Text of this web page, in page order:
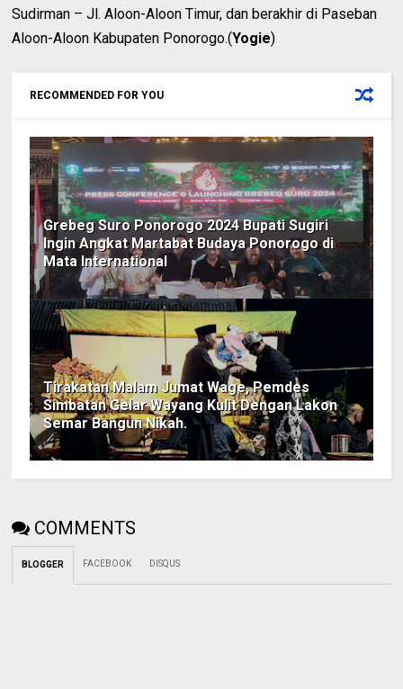
Sudirman – Jl. Aloon-Aloon Timur, dan berakhir di Paseban
Aloon-Aloon Kabupaten Ponorogo.(Yogie)
RECOMMENDED FOR YOU
Grebeg Suro Ponorogo 2024 Bupati Sugiri
Ingin Angkat Martabat Budaya Ponorogo di
Mata International
Tirakatan Malam Jumat Wage, Pemdes
Simbatan Gelar Wayang Kulit Dengan Lakon
Semar Bangun Nikah.
COMMENTS
BLOGGER FACEBOOK DISQUS